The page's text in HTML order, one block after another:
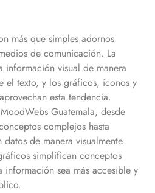
más que simples adornos
de comunicación. La
información visual de manera
el texto, y los gráficos, íconos y
esta tendencia.
Guatemala, desde
complejos hasta
de manera visualmente
simplifican conceptos
información sea más accesible y